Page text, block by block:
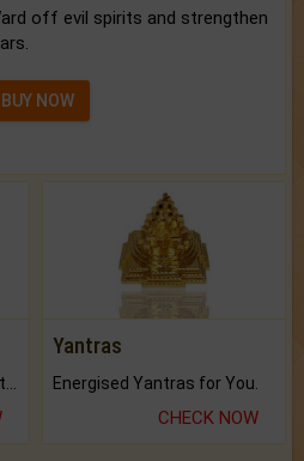
off evil spirits and strengthen
BUY NOW
Yantras
Energised Yantras for You.
CHECK NOW